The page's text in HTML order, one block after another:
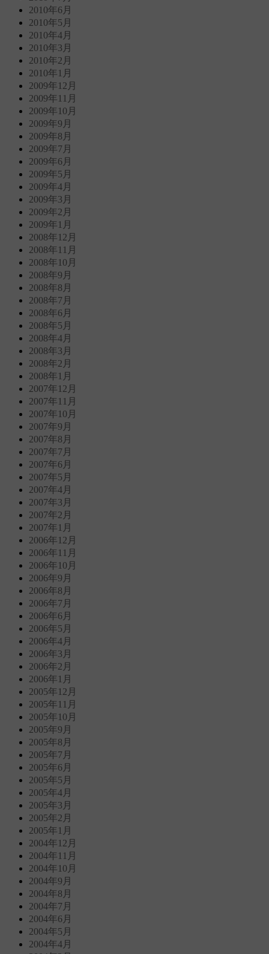
2010年6月
2010年5月
2010年4月
2010年3月
2010年2月
2010年1月
2009年12月
2009年11月
2009年10月
2009年9月
2009年8月
2009年7月
2009年6月
2009年5月
2009年4月
2009年3月
2009年2月
2009年1月
2008年12月
2008年11月
2008年10月
2008年9月
2008年8月
2008年7月
2008年6月
2008年5月
2008年4月
2008年3月
2008年2月
2008年1月
2007年12月
2007年11月
2007年10月
2007年9月
2007年8月
2007年7月
2007年6月
2007年5月
2007年4月
2007年3月
2007年2月
2007年1月
2006年12月
2006年11月
2006年10月
2006年9月
2006年8月
2006年7月
2006年6月
2006年5月
2006年4月
2006年3月
2006年2月
2006年1月
2005年12月
2005年11月
2005年10月
2005年9月
2005年8月
2005年7月
2005年6月
2005年5月
2005年4月
2005年3月
2005年2月
2005年1月
2004年12月
2004年11月
2004年10月
2004年9月
2004年8月
2004年7月
2004年6月
2004年5月
2004年4月